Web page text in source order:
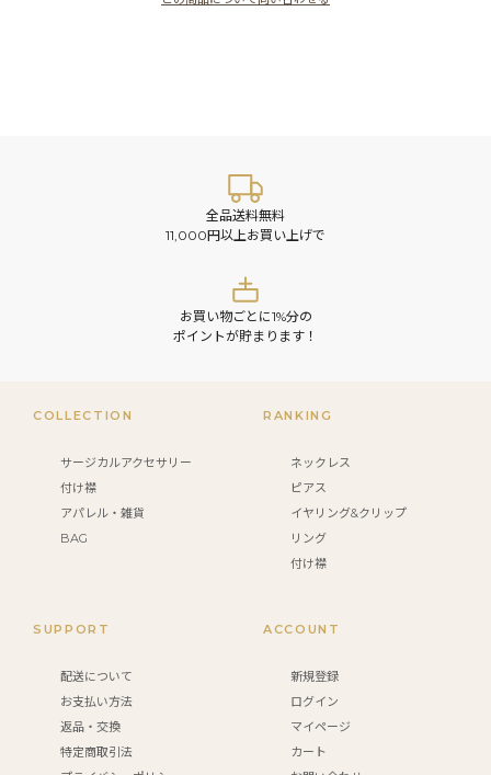
全品送料無料
11,000円以上お買い上げで
お買い物ごとに1%分の
ポイントが貯まります！
COLLECTION
サージカルアクセサリー
付け襟
アパレル・雑貨
BAG
RANKING
ネックレス
ピアス
イヤリング&クリップ
リング
付け襟
SUPPORT
配送について
お支払い方法
返品・交換
特定商取引法
ACCOUNT
新規登録
ログイン
マイページ
カート